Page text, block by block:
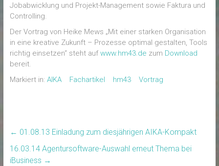
Jobabwicklung und Projekt-Management sowie Faktura und
Controlling.
Der Vortrag von Heike Mews „Mit einer starken Organisation
in eine kreative Zukunft – Prozesse optimal gestalten, Tools
richtig einsetzen“ steht aufwww.hm43.de zum Download
bereit.
Markiert in: AIKA Fachartikel hm43 Vortrag
← 01.08.13 Einladung zum diesjährigen AIKA-Kompakt
16.03.14 Agentursoftware-Auswahl erneut Thema bei
iBusiness →